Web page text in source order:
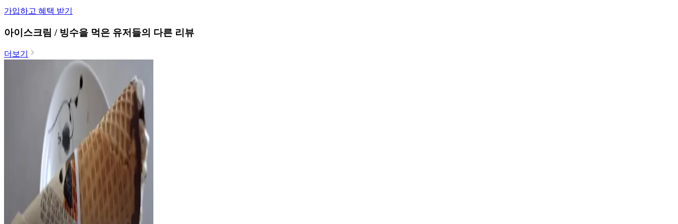
가입하고 혜택 받기
아이스크림 / 빙수을 먹은 유저들의 다른 리뷰
더보기